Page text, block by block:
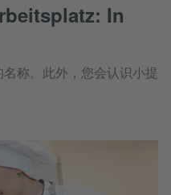
In
称。此外，您会认识小提